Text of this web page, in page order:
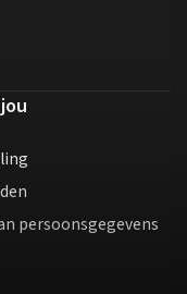
persoonsgegevens